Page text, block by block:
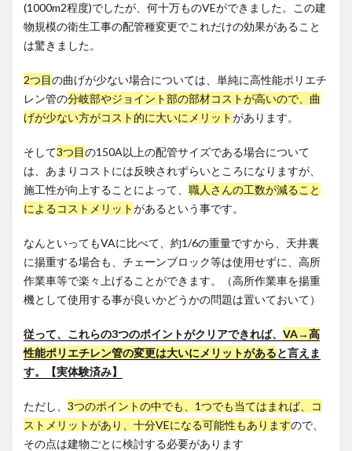
(1000m2程度)でしたが、何十万ものVEができました。この建
物規模の衛生工事の配管種変更でこれだけの効果があること
は驚きました。
2つ目の曲げが少ない場合については、単純に高性能ポリエチ
レン管の分岐部やジョイント部の部材コストが高いので、曲
げが少ない方がコスト的に大いにメリットがあります。
そして3つ目の150A以上の配管サイズである場合について
は、あまりコストには反映されずらいところになりますが、
施工性が向上することによって、 職人さんの工数が減ること
によるコストメリットがあるという事です。
なんといってもVAに比べて、約1/6の重量ですから、天井裏
に揚重する場合も、チェーンブロック等は使用せずに、高所
作業車等で楽々上げることができます。（高所作業車を揚重
機として使用する事が良いかどうかの問題は置いておいて）
従って、これらの3つのポイントがクリアできれば、 VA→高
性能ポリエチレン管の変更は大いにメリットがあると言えま
す。【実体験済み】
ただし、 3つのポイントの中でも、1つでも当てはまれば、コ
ストメリットがあり、十分VEになる可能性もありますので、
その点は建物ごとに検討する必要があります